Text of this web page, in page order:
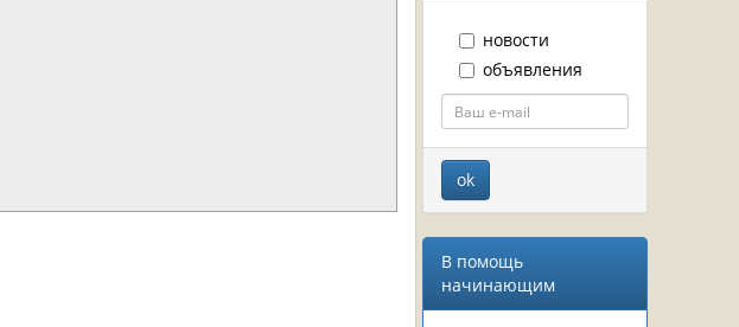
новости
объявления
В помощь
начинающим